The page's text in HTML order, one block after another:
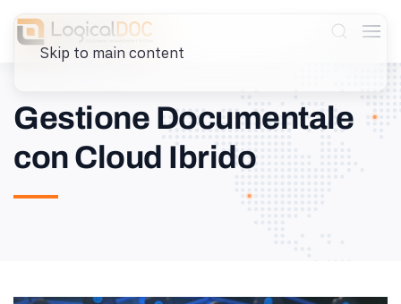
Skip to main content
Gestione Documentale
con Cloud Ibrido